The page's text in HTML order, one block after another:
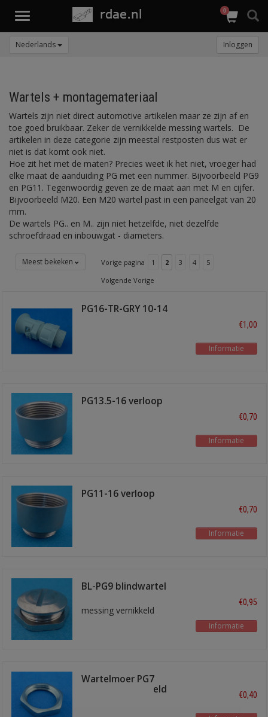
Toggle
0
Nederlands Inloggen
Wartels + montagemateriaal
Wartels zijn niet direct automotive artikelen maar ze zijn af en
toe goed bruikbaar. Zeker de vernikkelde messing wartels. De
artikelen in deze categorie zijn meestal restposten dus wat er
niet is dat komt ook niet.
Hoe zit het met de maten? Precies weet ik het niet, vroeger had
elke maat de aanduiding PG met een nummer. Bijvoorbeeld PG9
en PG11. Tegenwoordig geven ze de maat aan met M en cijfer.
Bijvoorbeeld M20. Een M20 wartel past in een paneelgat van 20
mm.
De wartels PG.. en M.. zijn niet hetzelfde, niet dezelfde
schroefdraad en inbouwgat - diameters.
Meest bekeken Vorige pagina 1 2 3 4
5
Volgende Vorige
PG16-TR-GRY 10-14
€1,00
Informatie
PG13.5-16 verloop
€0,70
Informatie
PG11-16 verloop
€0,70
Informatie
BL-PG9 blindwartel
messing vernikkeld
€0,95
Informatie
Wartelmoer PG7
messing vernikkeld
€0,40